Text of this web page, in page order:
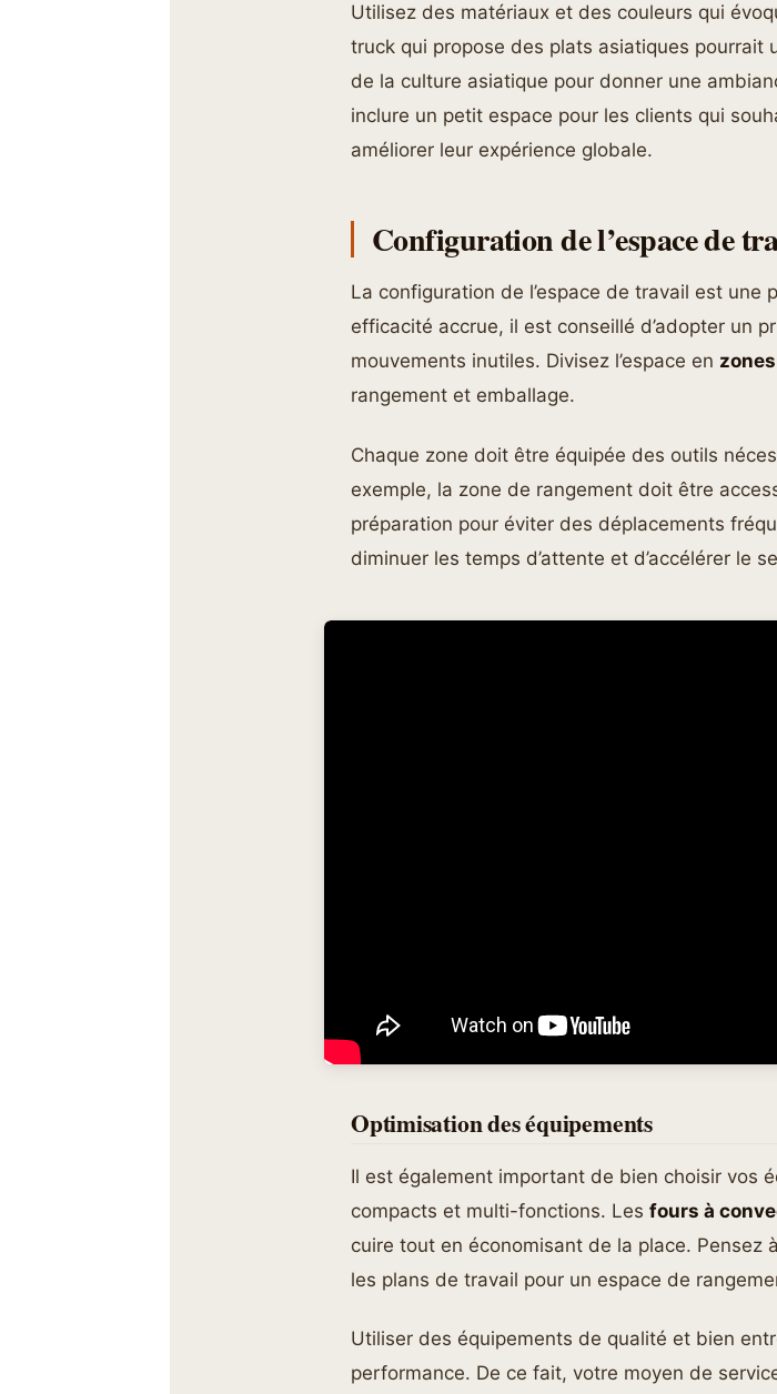
Utilisez des matériaux et des couleurs qui
truck qui propose des plats asiatiques pourrait
de la culture asiatique pour donner une
inclure un petit espace pour les clients qui
améliorer leur expérience globale.
Configuration de l’espace de
La configuration de l’espace de travail est une
efficacité accrue, il est conseillé d’adopter un
mouvements inutiles. Divisez l’espace en
rangement et emballage.
Chaque zone doit être équipée des outils
exemple, la zone de rangement doit être
préparation pour éviter des déplacements
diminuer les temps d’attente et d’accélérer le
Optimisation des équipements
Il est également important de bien choisir vos
compacts et multi-fonctions. Les fours à
cuire tout en économisant de la place. Pensez
les plans de travail pour un espace de
Utiliser des équipements de qualité et bien
performance. De ce fait, votre moyen de